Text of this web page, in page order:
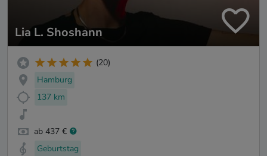
Lia L. Shoshann
(20)
Hamburg
137 km
ab 437 €
Geburtstag